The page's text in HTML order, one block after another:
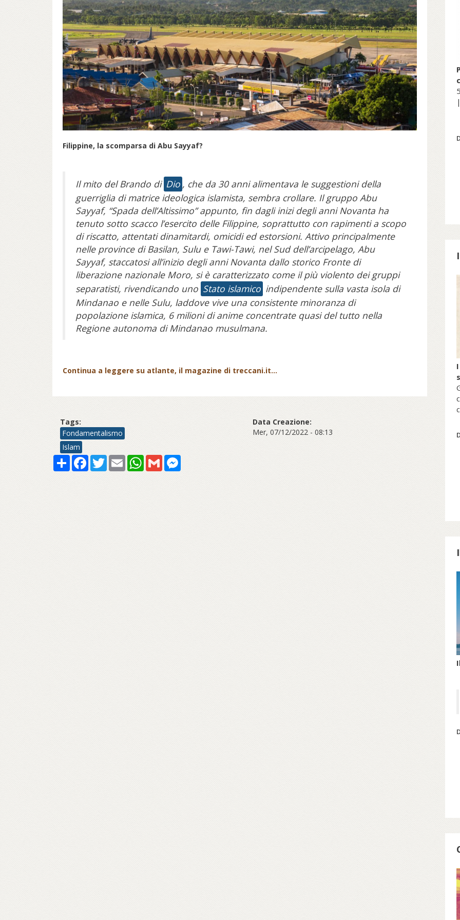
Filippine, la scomparsa di Abu Sayyaf?
Il mito del Brando di Dio , che da 30 anni alimentava le suggestioni della
guerriglia di matrice ideologica islamista, sembra crollare. Il gruppo Abu
Sayyaf, “Spada dell’Altissimo” appunto, fin dagli inizi degli anni Novanta ha
tenuto sotto scacco l’esercito delle Filippine, soprattutto con rapimenti a scopo
di riscatto, attentati dinamitardi, omicidi ed estorsioni. Attivo principalmente
nelle province di Basilan, Sulu e Tawi-Tawi, nel Sud dell’arcipelago, Abu
Sayyaf, staccatosi all’inizio degli anni Novanta dallo storico Fronte di
liberazione nazionale Moro, si è caratterizzato come il più violento dei gruppi
separatisti, rivendicando uno Stato islamico indipendente sulla vasta isola di
Mindanao e nelle Sulu, laddove vive una consistente minoranza di
popolazione islamica, 6 milioni di anime concentrate quasi del tutto nella
Regione autonoma di Mindanao musulmana.
Continua a leggere su atlante, il magazine di treccani.it...
Tags:
Fondamentalismo
Islam
Data Creazione:
Mer, 07/12/2022 - 08:13
Share Facebook
TwitterEmail WhatsApp
Gmail